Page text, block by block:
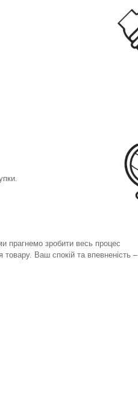
прагнемо зробити весь процес
Ваш спокій та впевненість –